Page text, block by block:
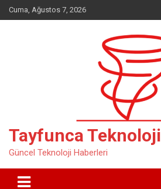
Skip
to
Cuma, Ağustos 7, 2026
Tayfunca Teknoloji
Güncel Teknoloji Haberleri